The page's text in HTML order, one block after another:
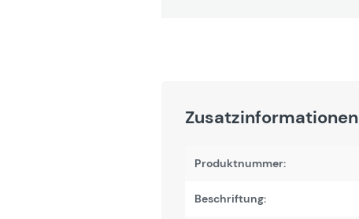
Zusatzinformationen
Produktnummer:
Beschriftung: